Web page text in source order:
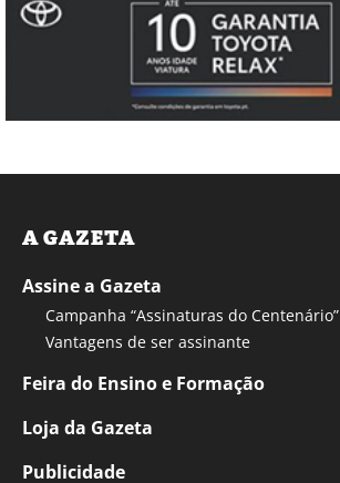
A GAZETA
Assine a Gazeta
Campanha “Assinaturas do Centenário”
Vantagens de ser assinante
Feira do Ensino e Formação
Loja da Gazeta
Publicidade